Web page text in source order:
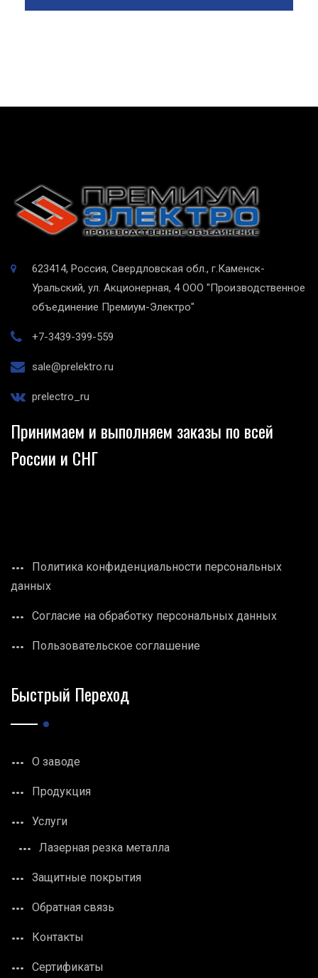
623414, Россия, Свердловская обл., г.Каменск-
Уральский, ул. Акционерная, 4 ООО "Производственное
объединение Премиум-Электро"
+7-3439-399-559
sale@prelektro.ru
prelectro_ru
Принимаем и выполняем заказы по всей
России и СНГ
Политика конфиденциальности персональных
данных
Согласие на обработку персональных данных
Пользовательское соглашение
Быстрый Переход
О заводе
Продукция
Услуги
Лазерная резка металла
Защитные покрытия
Обратная связь
Контакты
Сертификаты